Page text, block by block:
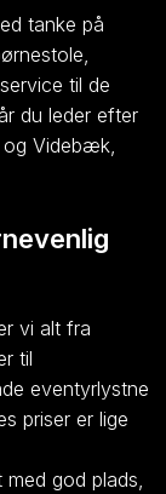
tanke på
til de
du leder efter
og Videbæk,
vi alt fra
til
eventyrlystne
priser er lige
med god plads,